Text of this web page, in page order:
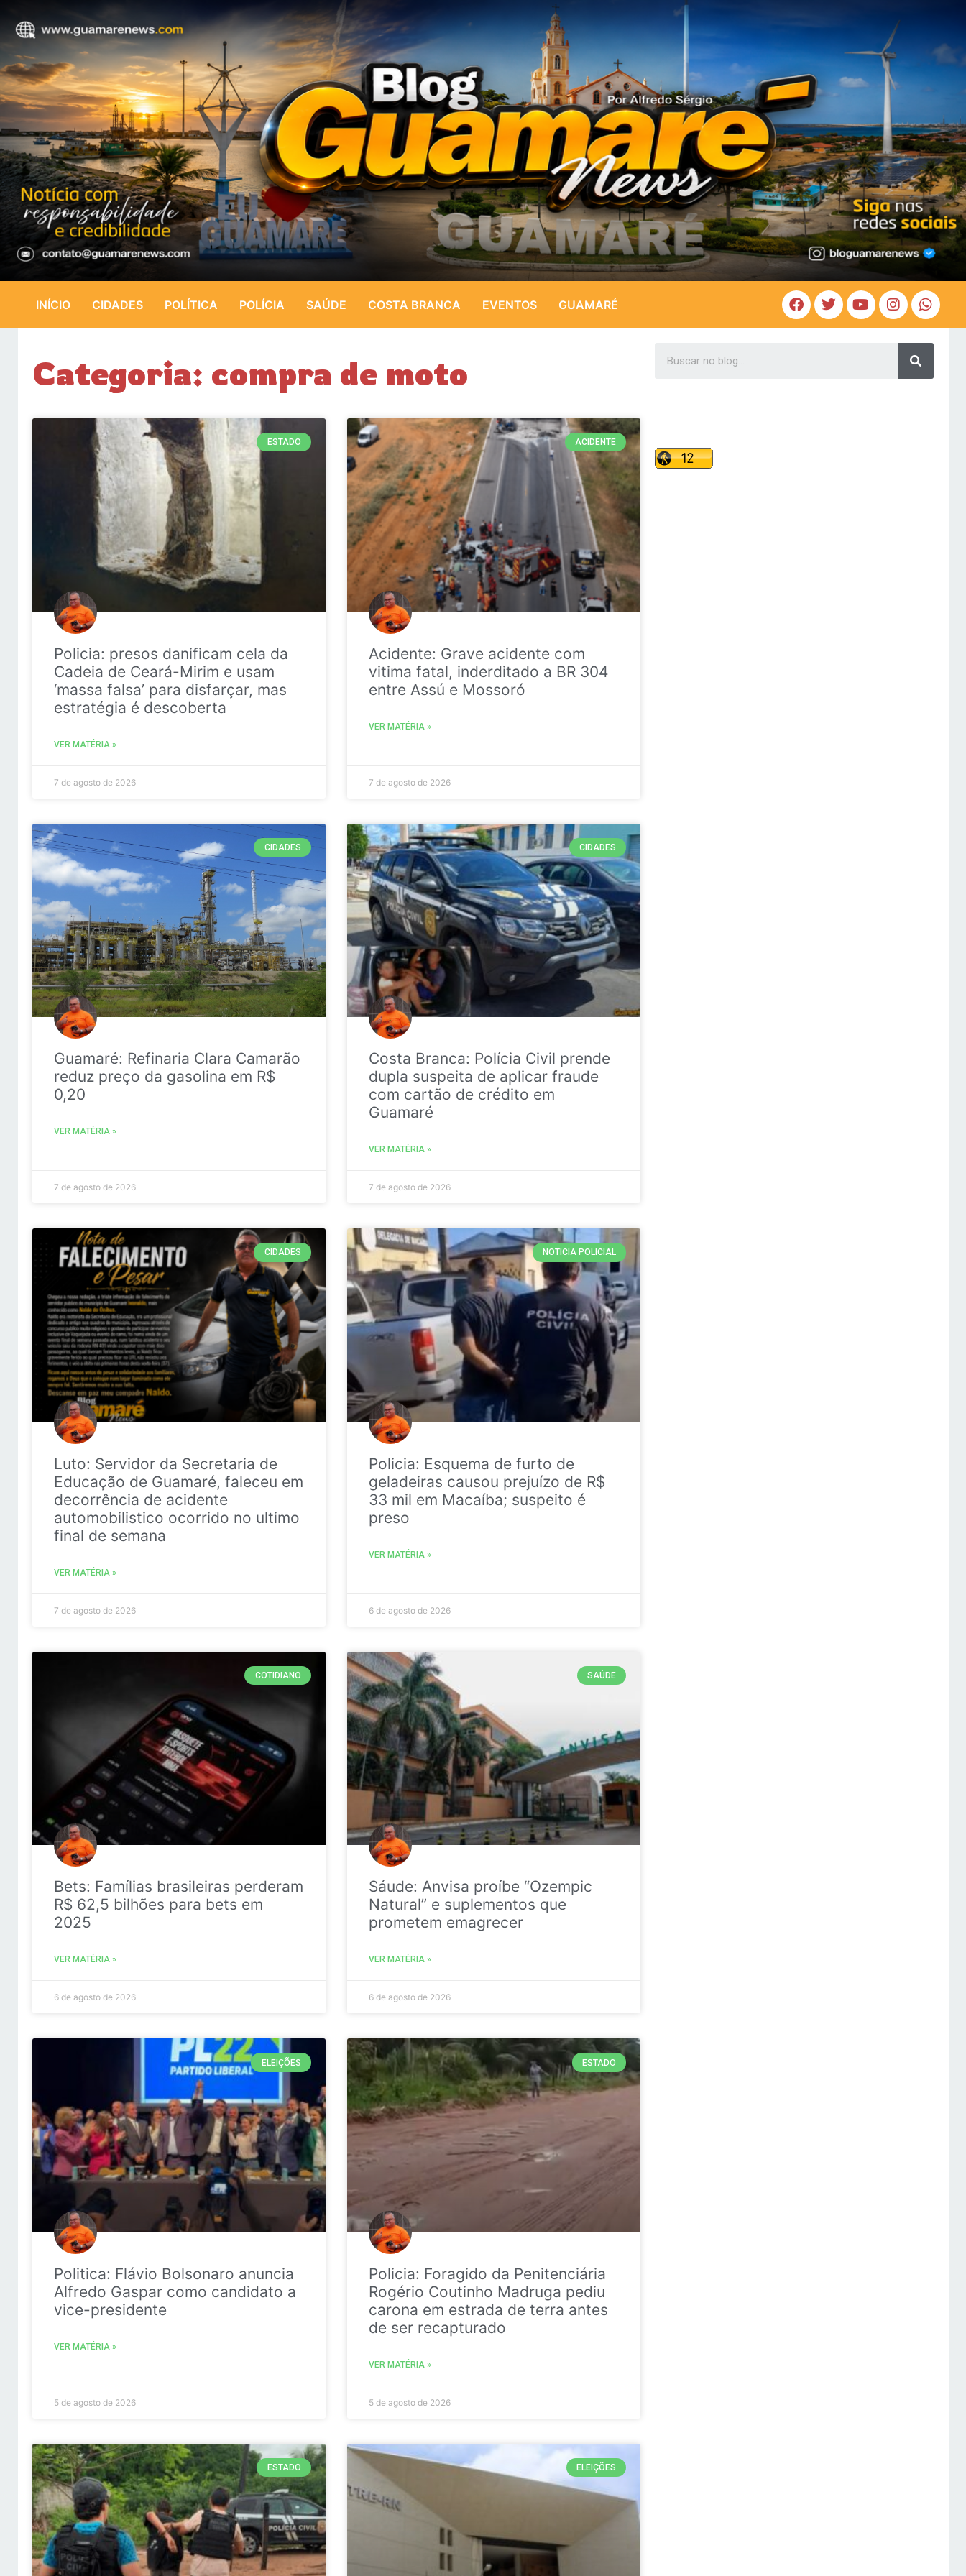
INÍCIO CIDADES POLÍTICA POLÍCIA SAÚDE COSTA BRANCA EVENTOS GUAMARÉ
Categoria: compra de moto
ESTADO
Policia: presos danificam cela da
Cadeia de Ceará-Mirim e usam
‘massa falsa’ para disfarçar, mas
estratégia é descoberta
VER MATÉRIA »
7 de agosto de 2026
ACIDENTE
Acidente: Grave acidente com
vitima fatal, inderditado a BR 304
entre Assú e Mossoró
VER MATÉRIA »
7 de agosto de 2026
CIDADES
Guamaré: Refinaria Clara Camarão
reduz preço da gasolina em R$
0,20
VER MATÉRIA »
7 de agosto de 2026
CIDADES
Costa Branca: Polícia Civil prende
dupla suspeita de aplicar fraude
com cartão de crédito em
Guamaré
VER MATÉRIA »
7 de agosto de 2026
CIDADES
Luto: Servidor da Secretaria de
Educação de Guamaré, faleceu em
decorrência de acidente
automobilistico ocorrido no ultimo
final de semana
VER MATÉRIA »
7 de agosto de 2026
NOTICIA POLICIAL
Policia: Esquema de furto de
geladeiras causou prejuízo de R$
33 mil em Macaíba; suspeito é
preso
VER MATÉRIA »
6 de agosto de 2026
COTIDIANO
Bets: Famílias brasileiras perderam
R$ 62,5 bilhões para bets em
2025
VER MATÉRIA »
6 de agosto de 2026
SAÚDE
Sáude: Anvisa proíbe “Ozempic
Natural” e suplementos que
prometem emagrecer
VER MATÉRIA »
6 de agosto de 2026
ELEIÇÕES
Politica: Flávio Bolsonaro anuncia
Alfredo Gaspar como candidato a
vice-presidente
VER MATÉRIA »
5 de agosto de 2026
ESTADO
Policia: Foragido da Penitenciária
Rogério Coutinho Madruga pediu
carona em estrada de terra antes
de ser recapturado
VER MATÉRIA »
5 de agosto de 2026
ESTADO ELEIÇÕES